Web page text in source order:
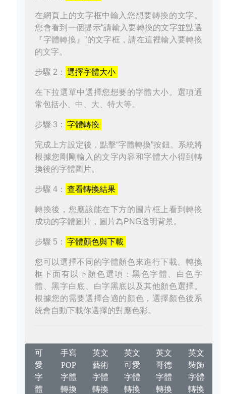
在網頁上的文字框中輸入您想要轉換的文字。
您會看到一個提示“請輸入要轉換的文字並點選
『字體轉換』”的文字框，請在這裡輸入要轉換
的文字。
步驟 2： 選擇字體大小
在下拉選單中選擇您想要的字體大小。選項通
常包括小、中、大、特大等。
步驟 3： 字體轉換
完成上方設定後，點擊“字體轉換”按鈕。系統將
根據您剛剛輸入的文字內容和字體大小得到轉
換後的字體圖片。
步驟 4： 查看轉換結果
轉換後，您應該能在下方的圖片框上看到轉換
成功的字體圖片，圖片為PNG透明背景。
步驟 5： 字體顏色與下載
您可以選擇不同的字體顏色來進行下載。轉換
框下面有以下顏色選項：黑色字體、白色字
體、黑字白底、白字黑底以及其他顏色選擇。
根據您的需要選擇合適的顏色，選擇顏色後系
統會自動下載你選擇的對應色彩。
可
愛
字
體
手寫
POP
字體
轉換
英文
藝術
字體
轉換
英文
可愛
字體
轉換
英文
哥德
字體
轉換
英文
裝飾
字體
轉換